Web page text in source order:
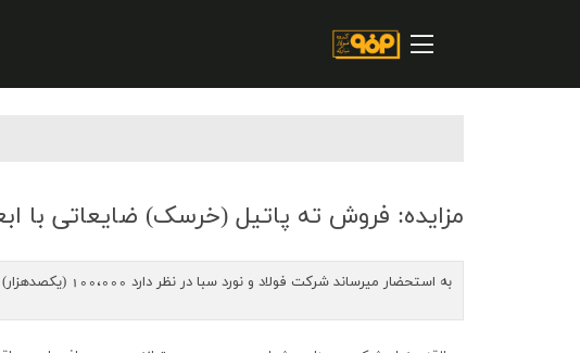
درباره شرکت
فروش و مشتریان
مزایده: فروش ته پاتیل (خرسک) ضایعاتی با ابعاد بیشتر
به استحضار میرساند شركت فولاد و نورد سبا در نظر دارد 100،000 (یکصدهزار) تن ته پاتیل (خرسک) ضایعاتی با ابعاد بیشتر از 70 سانتیمتر را از طريق برگزاری مزايده عمومي به فروش برساند.